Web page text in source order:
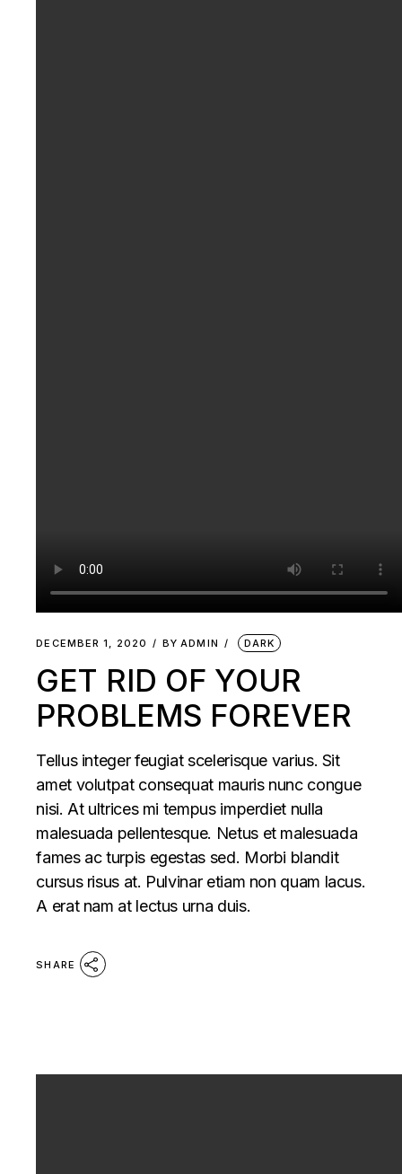
DECEMBER 1, 2020 BY ADMIN DARK
GET RID OF YOUR
PROBLEMS FOREVER
Tellus integer feugiat scelerisque varius. Sit
amet volutpat consequat mauris nunc congue
nisi. At ultrices mi tempus imperdiet nulla
malesuada pellentesque. Netus et malesuada
fames ac turpis egestas sed. Morbi blandit
cursus risus at. Pulvinar etiam non quam lacus.
A erat nam at lectus urna duis.
SHARE